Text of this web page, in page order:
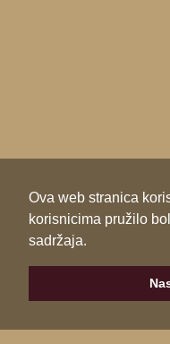
Ova web stranica
korisnicima pružilo
sadržaja.